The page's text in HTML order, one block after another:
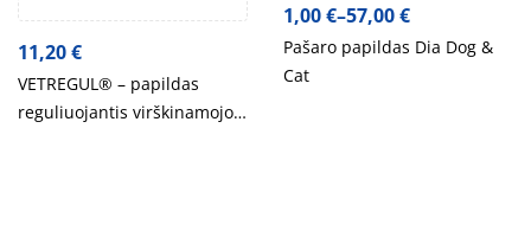
11,20€
VETREGUL® – papildas
reguliuojantis virškinamojo
1,00€–57,00€
Pašaro papildas Dia Dog &
Cat